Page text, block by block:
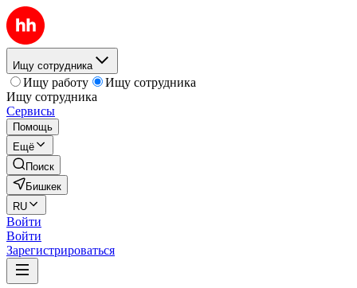
Ищу сотрудника
Ищу работу
Ищу сотрудника
Ищу сотрудника
Сервисы
Помощь
Ещё
Поиск
Бишкек
RU
Войти
Войти
Зарегистрироваться